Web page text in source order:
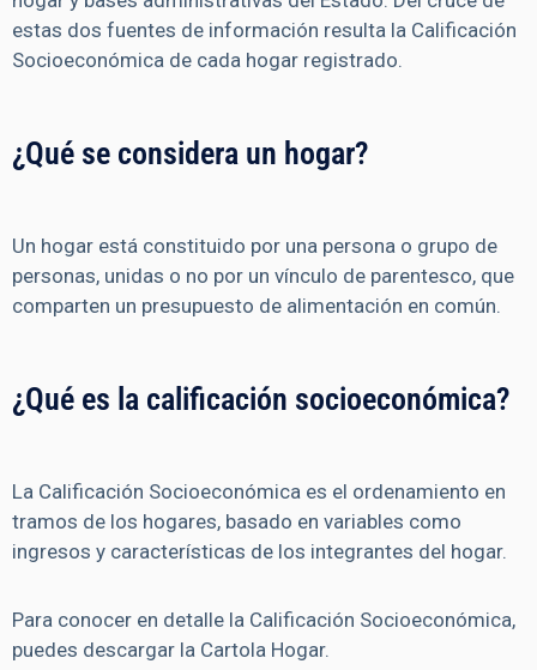
estas dos fuentes de información resulta la Calificación
Socioeconómica de cada hogar registrado.
¿Qué se considera un hogar?
Un hogar está constituido por una persona o grupo de
personas, unidas o no por un vínculo de parentesco, que
comparten un presupuesto de alimentación en común.
¿Qué es la calificación socioeconómica?
La Calificación Socioeconómica es el ordenamiento en
tramos de los hogares, basado en variables como
ingresos y características de los integrantes del hogar.
Para conocer en detalle la Calificación Socioeconómica,
puedes descargar la Cartola Hogar.